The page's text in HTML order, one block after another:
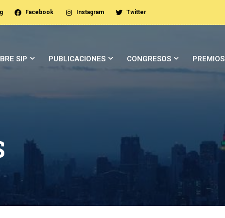
Facebook Instagram Twitter
SIP PUBLICACIONES CONGRESOS PREMIOS